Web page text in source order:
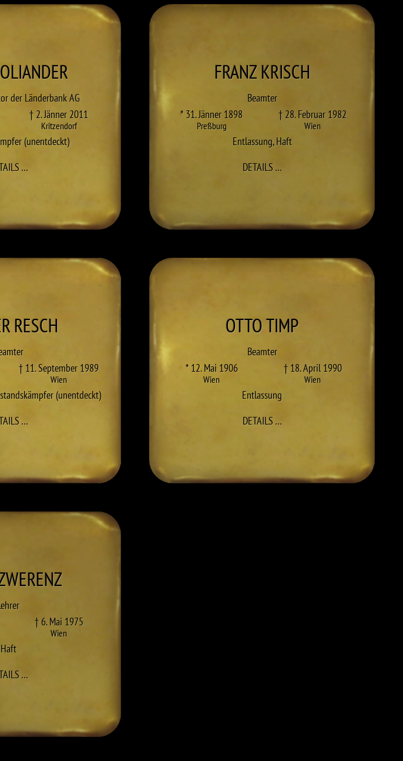
der Länderbank AG
† 2. Jänner 2011
Kritzendorf
(unentdeckt)
…ZU JOSEF KOLIANDER
FRANZKRISCH
Beamter
* 31. Jänner 1898
Preßburg
† 28. Februar 1982
Wien
Entlassung,Haft
DETAILS…ZU FRANZ KRISCH
RESCH
† 11. September 1989
Wien
(unentdeckt)
…ZU WALTER RESCH
OTTOTIMP
Beamter
* 12. Mai 1906
Wien
† 18. April 1990
Wien
Entlassung
DETAILS…ZU OTTO TIMP
† 6. Mai 1975
Wien
Haft
…ZU JOSEF ZWERENZ